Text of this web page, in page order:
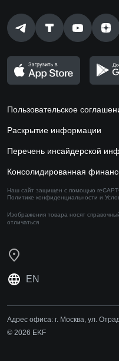
Пользовательское
Раскрытие информации
Перечень инсайдерской
Консолидированная
Наш сайт защищен с помощью
Политике конфиденциальности и
Изображения товара носят
отличаться
EN
Адрес офиса: г. Москва, ул.
© 2026 EKF